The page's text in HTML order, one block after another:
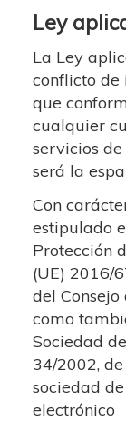
Ley
La Ley
conflicto de
que
cualquier
servicios
será la
Con
estipulado
Protección
(UE) 2016/
del
como
Sociedad
34/2002,
sociedad
electrónico